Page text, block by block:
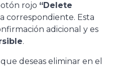
rojo “Delete
correspondiente. Esta
adicional y es
.
deseas eliminar en el